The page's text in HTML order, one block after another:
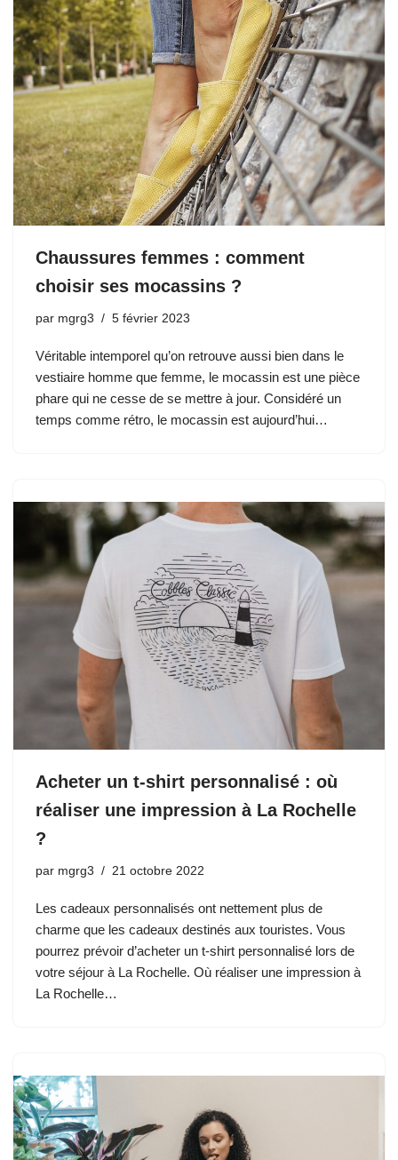
Chaussures femmes : comment
choisir ses mocassins ?
par mgrg3 5 février 2023
Véritable intemporel qu’on retrouve aussi bien dans le
vestiaire homme que femme, le mocassin est une pièce
phare qui ne cesse de se mettre à jour. Considéré un
temps comme rétro, le mocassin est aujourd’hui…
Acheter un t-shirt personnalisé : où
réaliser une impression à La Rochelle
?
par mgrg3 21 octobre 2022
Les cadeaux personnalisés ont nettement plus de
charme que les cadeaux destinés aux touristes. Vous
pourrez prévoir d’acheter un t-shirt personnalisé lors de
votre séjour à La Rochelle. Où réaliser une impression à
La Rochelle…